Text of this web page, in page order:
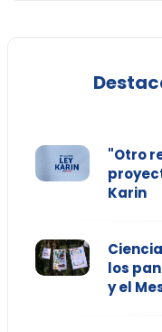
"Otro
Karin
los
y el